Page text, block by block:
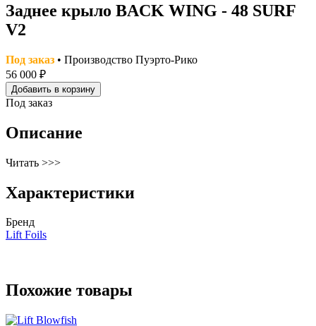
Заднее крыло BACK WING - 48 SURF
V2
Под заказ • Производство Пуэрто-Рико
56 000 ₽
Добавить в корзину
Под заказ
Описание
Читать >>>
Характеристики
Бренд
Lift Foils
Похожие товары